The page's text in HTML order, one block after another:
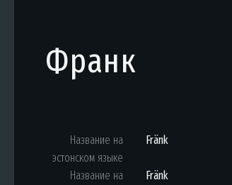
Франк
Название на
эстонском языке
Fränk
Название на
Fränk